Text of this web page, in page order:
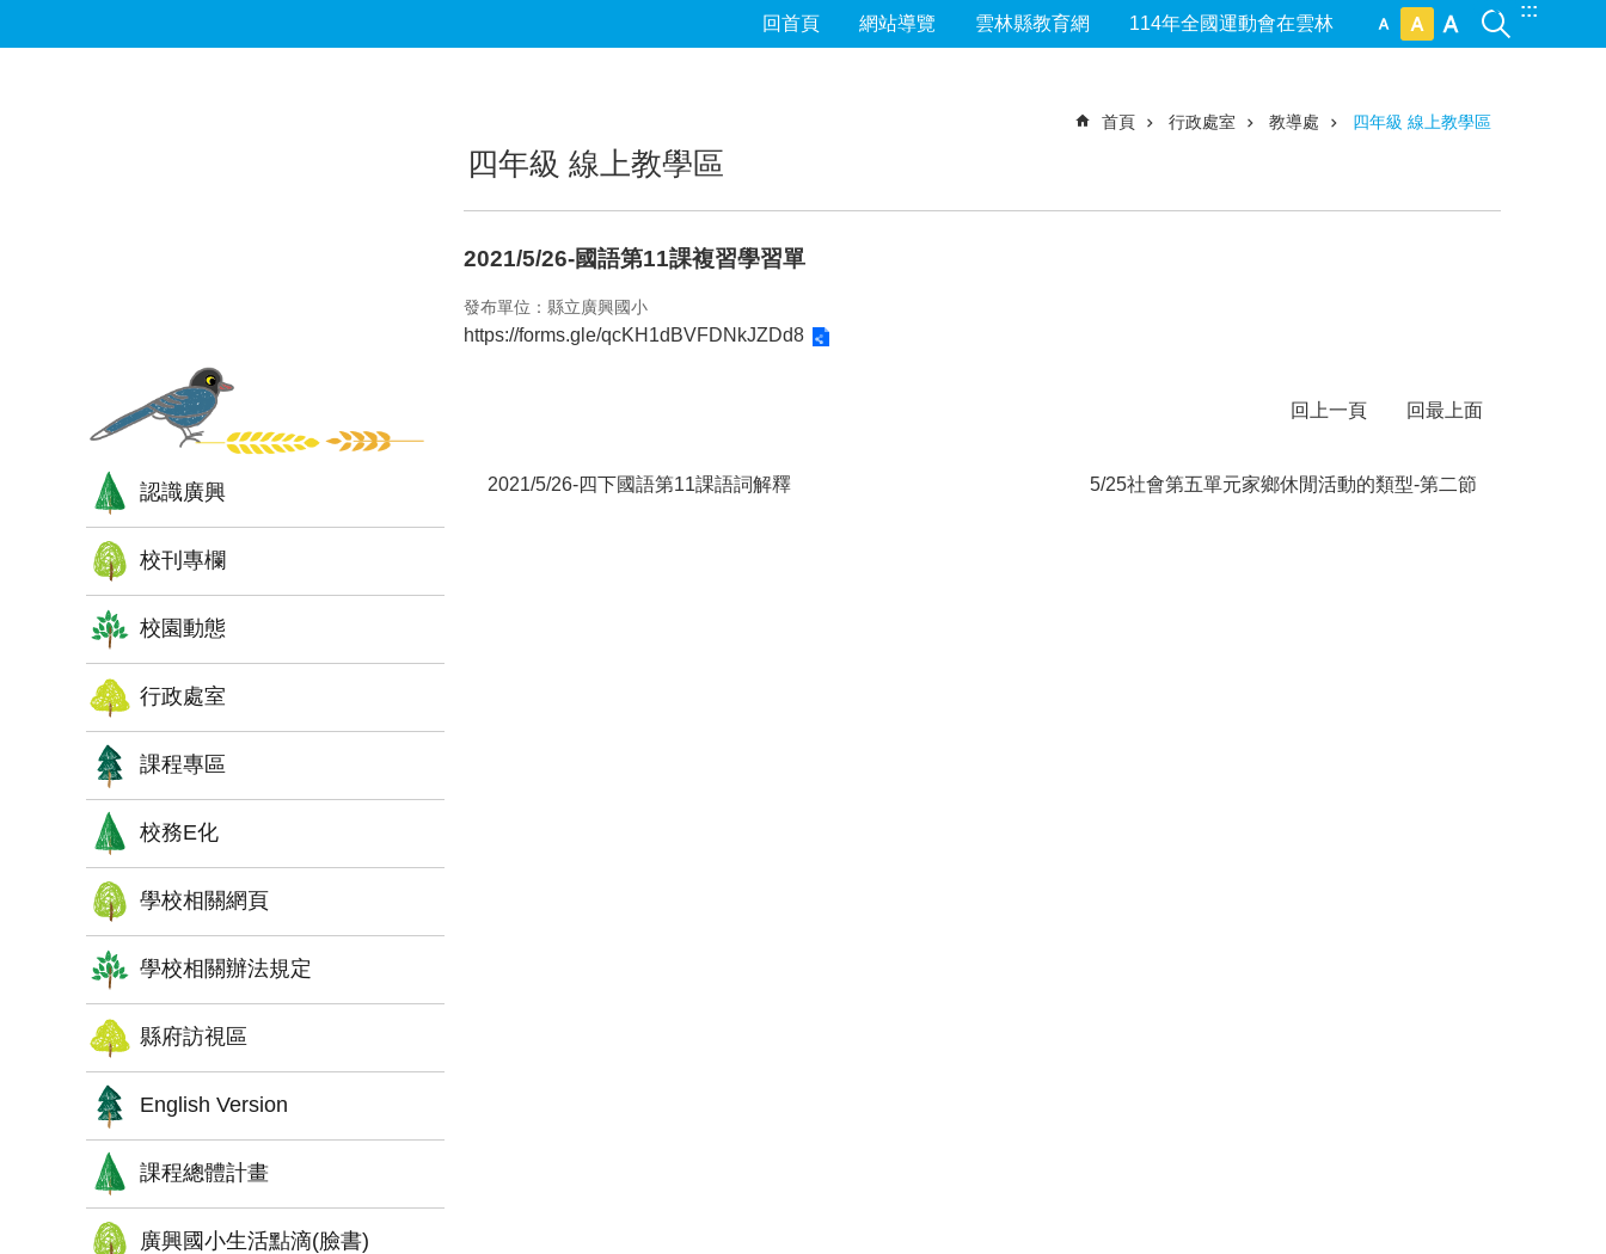
:::
回首頁 網站導覽 雲林縣教育網 114年全國運動會在雲林
認識廣興
校刊專欄
校園動態
行政處室
課程專區
校務E化
學校相關網頁
學校相關辦法規定
縣府訪視區
English Version
課程總體計畫
廣興國小生活點滴(臉書)
首頁 行政處室 教導處 四年級 線上教學區
四年級 線上教學區
2021/5/26-國語第11課複習學習單
發布單位：縣立廣興國小
https://forms.gle/qcKH1dBVFDNkJZDd8
回上一頁 回最上面
2021/5/26-四下國語第11課語詞解釋 5/25社會第五單元家鄉休閒活動的類型-第二節